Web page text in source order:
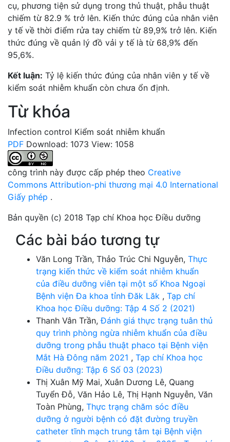
cụ, phương tiện sử dụng trong thủ thuật, phẫu thuật
chiếm từ 82.9 % trở lên. Kiến thức đúng của nhân viên
y tế về thời điểm rửa tay chiếm từ 89,9% trở lên. Kiến
thức đúng về quản lý đồ vải y tế là từ 68,9% đến
95,6%.
Kết luận: Tỷ lệ kiến thức đúng của nhân viên y tế về
kiểm soát nhiễm khuẩn còn chưa ổn định.
Từ khóa
Infection control Kiểm soát nhiễm khuẩn
PDF Download: 1073 View: 1058
công trình này được cấp phép theo Creative
Commons Attribution-phi thương mại 4.0 International
Giấy phép .
Bản quyền (c) 2018 Tạp chí Khoa học Điều dưỡng
Các bài báo tương tự
Văn Long Trần, Thảo Trúc Chi Nguyễn, Thực
trạng kiến thức về kiểm soát nhiễm khuẩn
của điều dưỡng viên tại một số Khoa Ngoại
Bệnh viện Đa khoa tỉnh Đăk Lăk , Tạp chí
Khoa học Điều dưỡng: Tập 4 Số 2 (2021)
Thanh Vân Trần,Đánh giá thực trạng tuân thủ
quy trình phòng ngừa nhiễm khuẩn của điều
dưỡng trong phẫu thuật phaco tại Bệnh viện
Mắt Hà Đông năm 2021 , Tạp chí Khoa học
Điều dưỡng: Tập 6 Số 03 (2023)
Thị Xuân Mỹ Mai, Xuân Dương Lê, Quang
Tuyển Đỗ, Văn Hảo Lê, Thị Hạnh Nguyễn, Văn
Toàn Phùng, Thực trạng chăm sóc điều
dưỡng ở người bệnh có đặt đường truyền
catheter tĩnh mạch trung tâm tại Bệnh viện